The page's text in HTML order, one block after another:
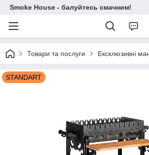
Smoke House - балуйтесь смачним!
Товари та послуги Ексклюзивні
STANDART